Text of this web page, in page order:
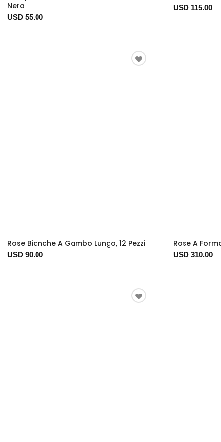
Nera
USD 55.00
USD 115.00
Rose Bianche A Gambo Lungo, 12 Pezzi
USD 90.00
Rose A
USD 310.00